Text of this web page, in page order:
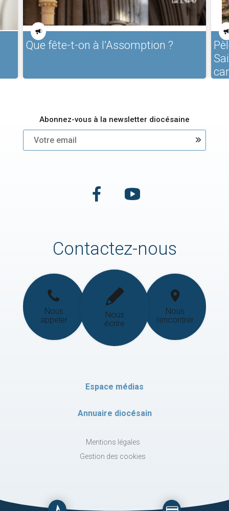
Que fête-t-on à l’Assomption ?
Abonnez-vous à la newsletter diocésaine
Contactez-nous
Nous
appeler
Nous
écrire
Nous
rencontrer
Espace médias
Annuaire diocésain
Mentions légales
Gestion des cookies